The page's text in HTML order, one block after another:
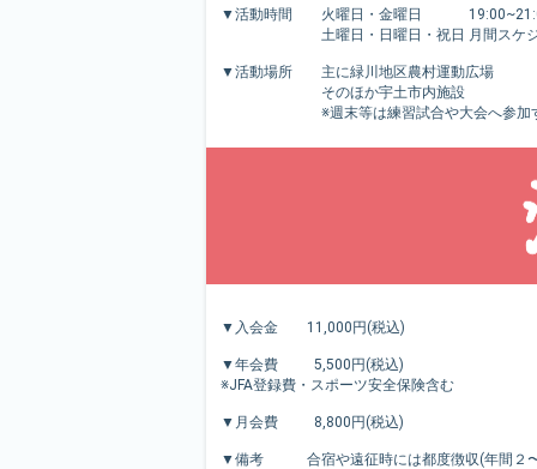
▼活動時間 火曜日・金曜日
土曜日・日曜日・祝日 月間スケジュ
▼活動場所 主に緑川地区農村運動広場
そのほか宇土市内施設
※週末等は練習試合や大会へ参加する
▼入会金 11,000円(税込)
▼年会費 5,500円(税込)
※JFA登録費・スポーツ安全保険含む
▼月会費 8,800円(税込)
▼備考 合宿や遠征時には都度徴収(年間２